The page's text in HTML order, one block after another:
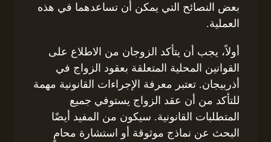
بعض النصائح التي يمكن أن تساعدهما في هذه
العملية.
أولاً، يجب أن يتأكد الزوجان من الاطلاع على
القوانين المحلية المتعلقة بعقود الزواج في
أذربيجان. تعتبر معرفة الإجراءات القانونية مهمة
للتأكد من أن عقد الزواج يستوفي جميع
المتطلبات القانونية. سيكون من المفيد أيضًا
البحث عن نماذج موثوقة أو استشارة محامٍ